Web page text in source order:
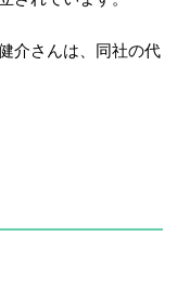
介さんは、同社の代